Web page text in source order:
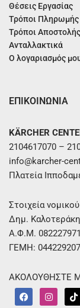
Θέσεις Εργασίας
Τρόποι Πληρωμής
Τρόποι Αποστολής
Ανταλλακτικά
Ο λογαριασμός
ΕΠΙΚΟΙΝΩΝΙΑ
KÄRCHER
2104617070 –
info@karcher-
Πλατεία
Στοιχεία
Δημ.
Α.Φ.Μ.
ΓΕΜΗ:
ΑΚΟΛΟΥΘΗΣΤΕ
F
a
I
n
T
i